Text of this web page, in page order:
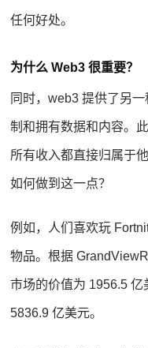
任何好处。
为什么 Web3 很重要？
同时，web3 提供了另
制和拥有数据和内容。
所有收入都直接归属于
如何做到这一点？
例如，人们喜欢玩
物品。根据
市场的价值为 1956.5
5836.9 亿美元。